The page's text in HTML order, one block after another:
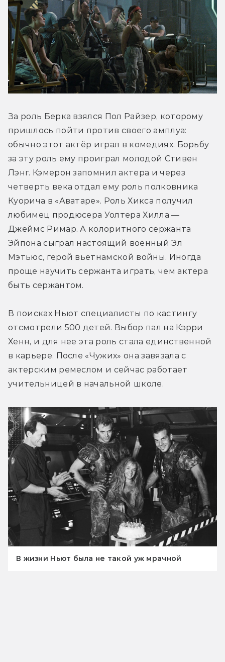
За роль Берка взялся Пол Райзер, которому
пришлось пойти против своего амплуа:
обычно этот актёр играл в комедиях. Борьбу
за эту роль ему проиграл молодой Стивен
Лэнг. Кэмерон запомнил актера и через
четверть века отдал ему роль полковника
Куорича в «Аватаре». Роль Хикса получил
любимец продюсера Уолтера Хилла —
Джеймс Римар. А колоритного сержанта
Эйпона сыграл настоящий военный Эл
Мэтьюс, герой вьетнамской войны. Иногда
проще научить сержанта играть, чем актера
быть сержантом.
В поисках Ньют специалисты по кастингу
отсмотрели 500 детей. Выбор пал на Кэрри
Хенн, и для нее эта роль стала единственной
в карьере. После «Чужих» она завязала с
актерским ремеслом и сейчас работает
учительницей в начальной школе.
В жизни Ньют была не такой уж мрачной